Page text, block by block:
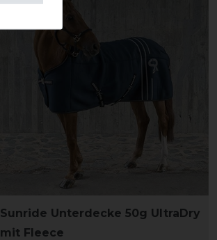
Sunride Unterdecke 50g UltraDry
mit Fleece